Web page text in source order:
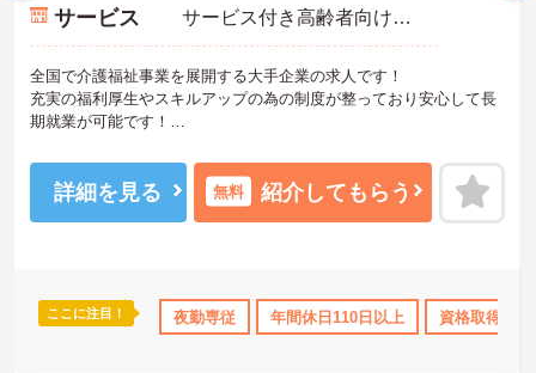
年間休日110日以上 資格取得サポート 研修制度あり
サービス サービス付き高齢者向け住宅（サ高住）
全国で介護福祉事業を展開する大手企業の求人です！
充実の福利厚生やスキルアップの為の制度が整っており安心して長
期就業が可能です！
すのでお気軽にご相談ください。
詳細を見る 無料 紹介してもらう
ここに注目！ 夜勤専従 年間休日110日以上 資格取得サポ